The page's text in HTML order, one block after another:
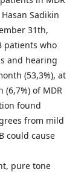
Sadikin
31th,
patients who
and hearing
(53,3%), at
of MDR
found
from mild
could cause
pure tone